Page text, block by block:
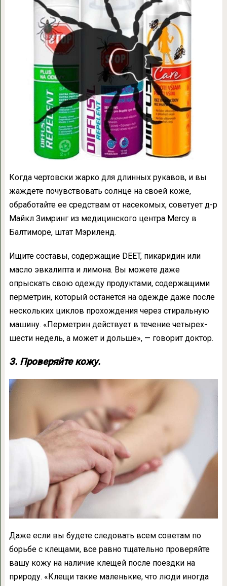
Когда чертовски жарко для длинных рукавов, и вы
жаждете почувствовать солнце на своей коже,
обработайте ее средствам от насекомых, советует д-р
Майкл Зимринг из медицинского центра Mercy в
Балтиморе, штат Мэриленд.
Ищите составы, содержащие DEET, пикаридин или
масло эвкалипта и лимона. Вы можете даже
опрыскать свою одежду продуктами, содержащими
перметрин, который останется на одежде даже после
нескольких циклов прохождения через стиральную
машину. «Перметрин действует в течение четырех-
шести недель, а может и дольше», — говорит доктор.
3. Проверяйте кожу.
Даже если вы будете следовать всем советам по
борьбе с клещами, все равно тщательно проверяйте
вашу кожу на наличие клещей после поездки на
природу. «Клещи такие маленькие, что люди иногда